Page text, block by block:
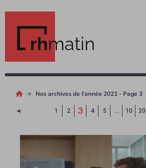
rhmatin
Nos archives de l'année 2021 - Page 3
◄ Page précédente
1 2 3 (Page courante)
4 5 … 10 20